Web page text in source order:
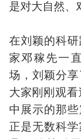
是对大自然、
在刘颖的科
家邓稼先一
场，刘颖分
大家刚刚观
中展示的那
正是无数科